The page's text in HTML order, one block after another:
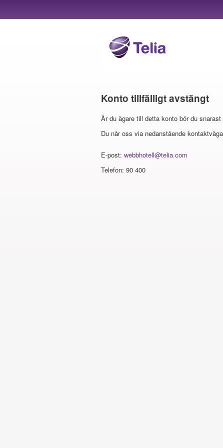
Konto tillfälligt avstängt
Är du ägare till detta konto bör du
Du når oss via nedanstående
E-post: webbhotell@telia.com
Telefon: 90 400